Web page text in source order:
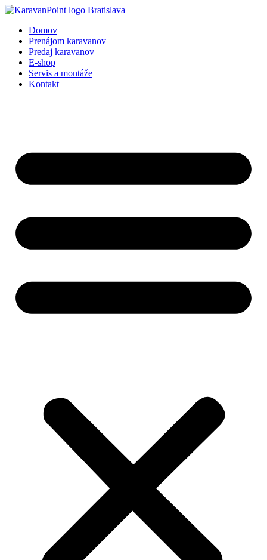
Preskočiť
obsah
Domov
Prenájom karavanov
Predaj karavanov
E-shop
Servis a montáže
Kontakt